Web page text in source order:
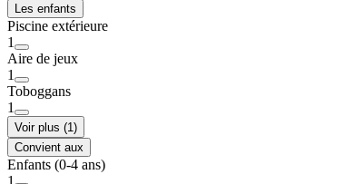
Les enfants
Piscine extérieure
1
Aire de jeux
1
Toboggans
1
Voir plus (1)
Convient aux
Enfants (0-4 ans)